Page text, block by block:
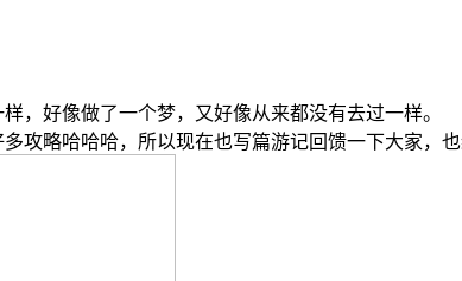
，好像做了一个梦，又好像从来都没有去过一样。
攻略哈哈哈，所以现在也写篇游记回馈一下大家，